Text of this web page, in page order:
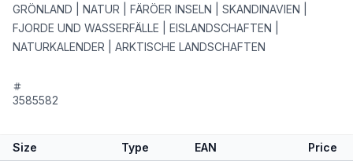
GRÖNLAND | NATUR | FÄRÖER INSELN | SKANDINAVIEN |
FJORDE UND WASSERFÄLLE | EISLANDSCHAFTEN |
NATURKALENDER | ARKTISCHE LANDSCHAFTEN
3585582
Size Type EAN Price